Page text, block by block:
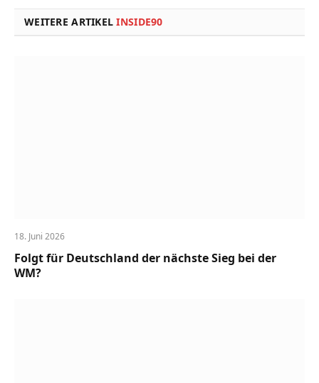
WEITERE ARTIKELINSIDE90
18. Juni 2026
Folgt für Deutschland der nächste Sieg bei der
WM?